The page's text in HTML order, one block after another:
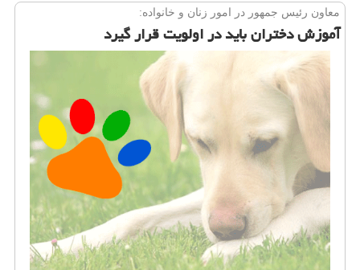
معاون رئیس جمهور در امور زنان و خانواده:
آموزش دختران باید در اولویت قرار گیرد